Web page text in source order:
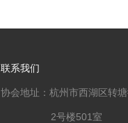
联系我们
协会地址：杭州市西湖区转
2号楼501室